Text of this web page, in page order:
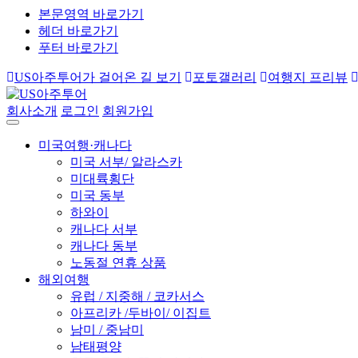
본문영역 바로가기
헤더 바로가기
푸터 바로가기
US아주투어가 걸어온 길 보기 포토갤러리 여행지 프리뷰
회사소개 로그인 회원가입
미국여행·캐나다
미국 서부/ 알라스카
미대륙횡단
미국 동부
하와이
캐나다 서부
캐나다 동부
노동절 연휴 상품
해외여행
유럽 / 지중해 / 코카서스
아프리카 /두바이/ 이집트
남미 / 중남미
남태평양